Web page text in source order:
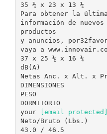
35 ¾ x 23 x 13 ¼
Para obtener la última
información de nuevos
productos
y anuncios,
vaya a
37 x 25 ½ x 16 ¼
dB(A)
Netas Anc. x Alt. x
DIMENSIONES
PESO
DORMITORIO
your
[email protected]
Neto/Bruto (Lbs.)
43.0 / 46.5